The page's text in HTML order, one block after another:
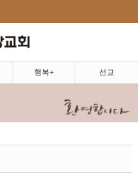
행복+ 선교
북5
북5